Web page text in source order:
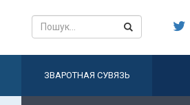
ЗВАРОТНАЯ СУВЯЗЬ